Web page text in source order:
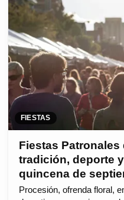
FIESTAS
Fiestas Patronales
tradición, deporte
quincena de
Procesión, ofrenda floral,